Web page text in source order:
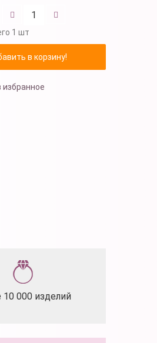
1 шт
10 000 изделий